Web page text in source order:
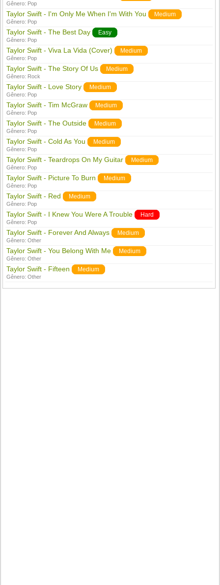
Gênero: Pop
Taylor Swift - I'm Only Me When I'm With You Medium
Gênero: Pop
Taylor Swift - The Best Day Easy
Gênero: Pop
Taylor Swift - Viva La Vida (Cover) Medium
Gênero: Pop
Taylor Swift - The Story Of Us Medium
Gênero: Rock
Taylor Swift - Love Story Medium
Gênero: Pop
Taylor Swift - Tim McGraw Medium
Gênero: Pop
Taylor Swift - The Outside Medium
Gênero: Pop
Taylor Swift - Cold As You Medium
Gênero: Pop
Taylor Swift - Teardrops On My Guitar Medium
Gênero: Pop
Taylor Swift - Picture To Burn Medium
Gênero: Pop
Taylor Swift - Red Medium
Gênero: Pop
Taylor Swift - I Knew You Were A Trouble Hard
Gênero: Pop
Taylor Swift - Forever And Always Medium
Gênero:Other
Taylor Swift - You Belong With Me Medium
Gênero:Other
Taylor Swift - Fifteen Medium
Gênero:Other